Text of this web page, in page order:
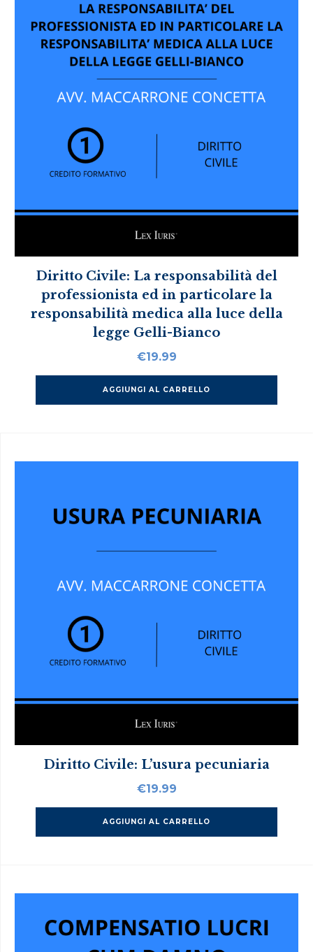
Diritto Civile: La responsabilità del
professionista ed in particolare la
responsabilità medica alla luce della
legge Gelli-Bianco
€19.99
AGGIUNGI AL CARRELLO
Diritto Civile: L’usura pecuniaria
€19.99
AGGIUNGI AL CARRELLO